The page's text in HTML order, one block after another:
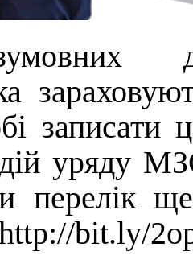
записати
уряду
перелік
bit.ly/